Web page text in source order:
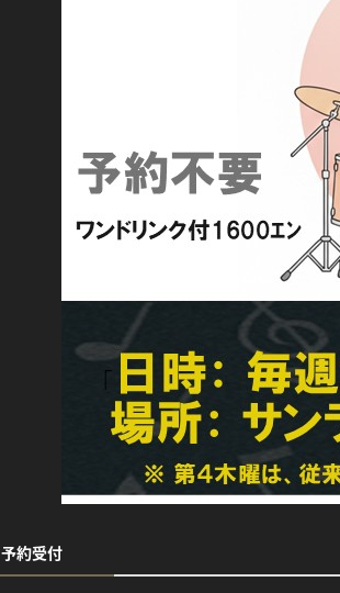
予約受付